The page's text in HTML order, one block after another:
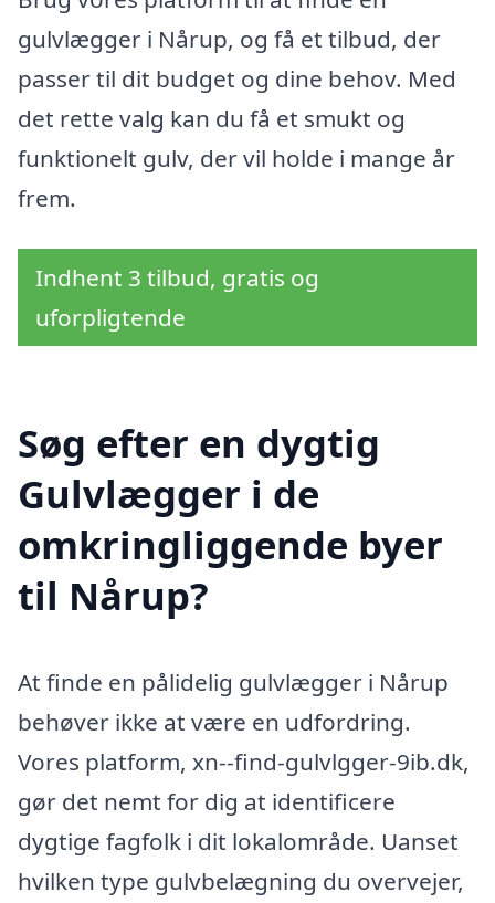
gulvlægger i Nårup, og få et tilbud, der
passer til dit budget og dine behov. Med
det rette valg kan du få et smukt og
funktionelt gulv, der vil holde i mange år
frem.
Indhent 3 tilbud, gratis og
uforpligtende
Søg efter en dygtig
Gulvlægger i de
omkringliggende byer
til Nårup?
At finde en pålidelig gulvlægger i Nårup
behøver ikke at være en udfordring.
Vores platform, xn--find-gulvlgger-9ib.dk,
gør det nemt for dig at identificere
dygtige fagfolk i dit lokalområde. Uanset
hvilken type gulvbelægning du overvejer,